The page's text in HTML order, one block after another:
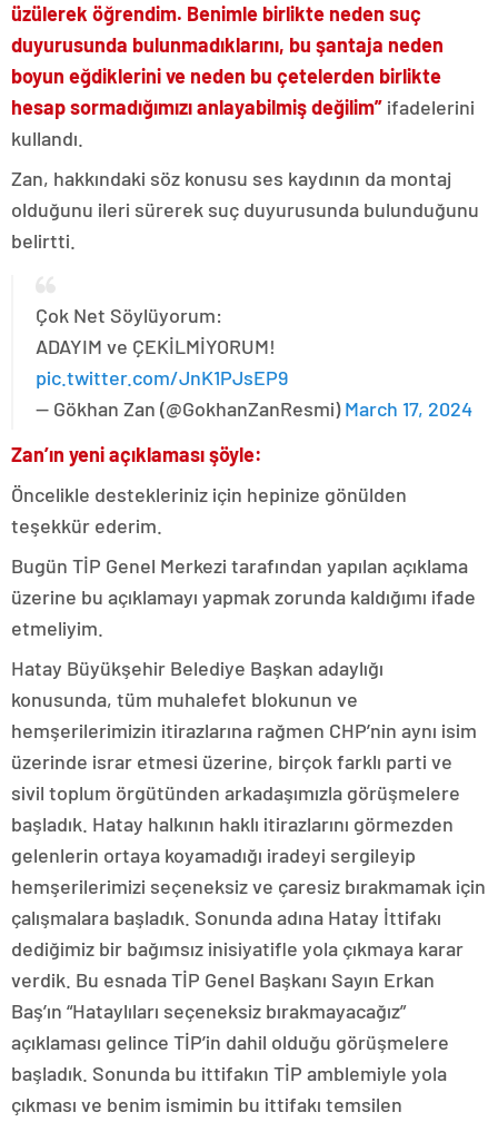
üzülerek öğrendim. Benimle birlikte neden suç
duyurusunda bulunmadıklarını, bu şantaja neden
boyun eğdiklerini ve neden bu çetelerden birlikte
hesap sormadığımızı anlayabilmiş değilim” ifadelerini
kullandı.
Zan, hakkındaki söz konusu ses kaydının da montaj
olduğunu ileri sürerek suç duyurusunda bulunduğunu
belirtti.
Çok Net Söylüyorum:
ADAYIM ve ÇEKİLMİYORUM!
pic.twitter.com/JnK1PJsEP9
— Gökhan Zan (@GokhanZanResmi)March 17, 2024
Zan’ın yeni açıklaması şöyle:
Öncelikle destekleriniz için hepinize gönülden
teşekkür ederim.
Bugün TİP Genel Merkezi tarafından yapılan açıklama
üzerine bu açıklamayı yapmak zorunda kaldığımı ifade
etmeliyim.
Hatay Büyükşehir Belediye Başkan adaylığı
konusunda, tüm muhalefet blokunun ve
hemşerilerimizin itirazlarına rağmen CHP’nin aynı isim
üzerinde israr etmesi üzerine, birçok farklı parti ve
sivil toplum örgütünden arkadaşımızla görüşmelere
başladık. Hatay halkının haklı itirazlarını görmezden
gelenlerin ortaya koyamadığı iradeyi sergileyip
hemşerilerimizi seçeneksiz ve çaresiz bırakmamak için
çalışmalara başladık. Sonunda adına Hatay İttifakı
dediğimiz bir bağımsız inisiyatifle yola çıkmaya karar
verdik. Bu esnada TİP Genel Başkanı Sayın Erkan
Baş’ın “Hataylıları seçeneksiz bırakmayacağız”
açıklaması gelince TİP’in dahil olduğu görüşmelere
başladık. Sonunda bu ittifakın TİP amblemiyle yola
çıkması ve benim ismimin bu ittifakı temsilen